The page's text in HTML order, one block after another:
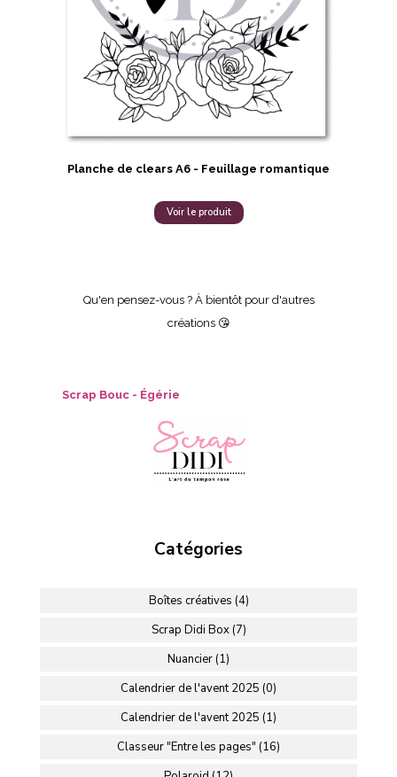
Planche de clears A6 - Feuillage romantique
Voir le produit
Qu'en pensez-vous ? À bientôt pour d'autres
créations 😘
Scrap Bouc - Égérie
Catégories
Boîtes créatives (4)
Scrap Didi Box (7)
Nuancier (1)
Calendrier de l'avent 2025 (0)
Calendrier de l'avent 2025 (1)
Classeur "Entre les pages" (16)